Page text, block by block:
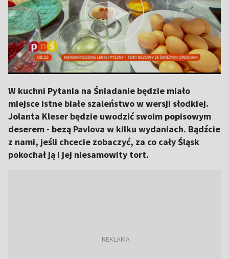
W kuchni Pytania na Śniadanie będzie miało
miejsce istne białe szaleństwo w wersji słodkiej.
Jolanta Kleser będzie uwodzić swoim popisowym
deserem - bezą Pavlova w kilku wydaniach. Bądźcie
z nami, jeśli chcecie zobaczyć, za co cały Śląsk
pokochał ją i jej niesamowity tort.